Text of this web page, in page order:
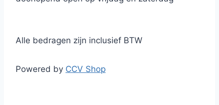
Alle bedragen zijn inclusief BTW
Powered by CCV Shop